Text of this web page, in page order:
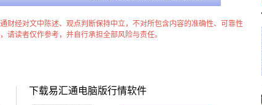
财经对文中陈述、观点判断保持中立，不对所包含内容的准确性、可靠性
读者仅作参考，并自行承担全部风险与责任。
下载易汇通电脑版行情软件